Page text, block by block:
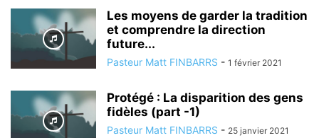
Les moyens de garder la tradition
et comprendre la direction
future...
Pasteur Matt FINBARRS - 1 février 2021
Protégé : La disparition des gens
fidèles (part -1)
Pasteur Matt FINBARRS - 25 janvier 2021